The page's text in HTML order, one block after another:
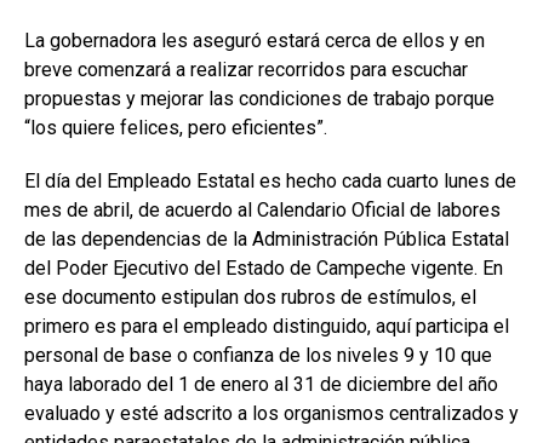
La gobernadora les aseguró estará cerca de ellos y en
breve comenzará a realizar recorridos para escuchar
propuestas y mejorar las condiciones de trabajo porque
“los quiere felices, pero eficientes”.
El día del Empleado Estatal es hecho cada cuarto lunes de
mes de abril, de acuerdo al Calendario Oficial de labores
de las dependencias de la Administración Pública Estatal
del Poder Ejecutivo del Estado de Campeche vigente. En
ese documento estipulan dos rubros de estímulos, el
primero es para el empleado distinguido, aquí participa el
personal de base o confianza de los niveles 9 y 10 que
haya laborado del 1 de enero al 31 de diciembre del año
evaluado y esté adscrito a los organismos centralizados y